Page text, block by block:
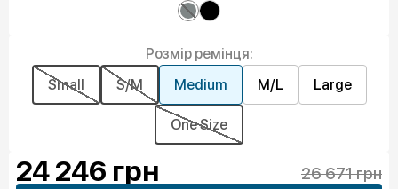
Розмір ремінця:
Small
S/M Medium M/L Large
One Size
24 246 грн 26 671 грн